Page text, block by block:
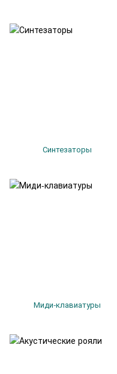
Синтезаторы
Миди-клавиатуры